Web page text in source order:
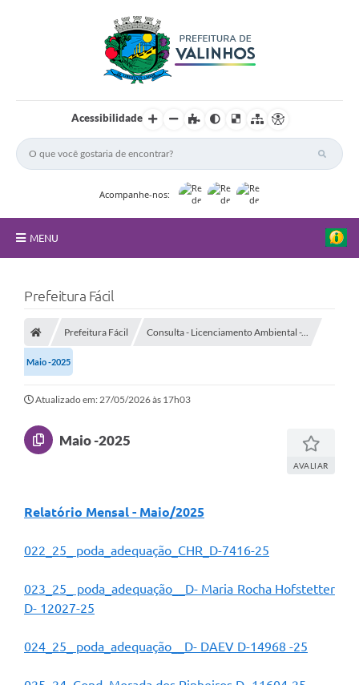
Acessibilidade
Acompanhe-nos:
MENU
Principal
Nossa Cidade
Secretarias
Atos Oficiais
Legislação
Contratação de estagiário - estudante de Direito -
Vagas de emprego no PAT Valinhos
Prefeitura Fácil
Prefeitura Fácil Consulta - Licenciamento Ambiental -...
Maio -2025
Atualizado em: 27/05/2026 às 17h03
Maio -2025
AVALIAR
Relatório Mensal - Maio/2025
022_25_ poda_adequação_CHR_D-7416-25
023_25_ poda_adequação__D- Maria Rocha Hofstetter
D- 12027-25
024_25_ poda_adequação__D- DAEV D-14968 -25